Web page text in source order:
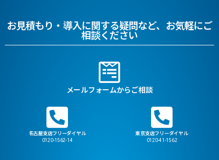
お見積もり・導入に関する疑問など、お気軽にご
相談ください
メールフォームからご相談
名古屋支店フリーダイヤル
0120-1562-14
東京支店フリーダイヤル
0120-41-1562